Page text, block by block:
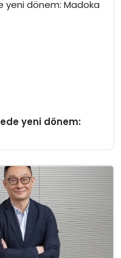
yeni dönem: